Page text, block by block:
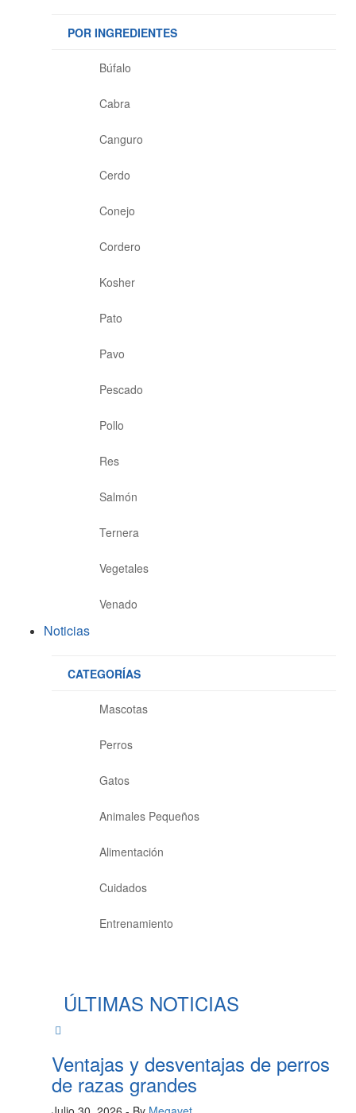
POR INGREDIENTES
Búfalo
Cabra
Canguro
Cerdo
Conejo
Cordero
Kosher
Pato
Pavo
Pescado
Pollo
Res
Salmón
Ternera
Vegetales
Venado
Noticias
CATEGORÍAS
Mascotas
Perros
Gatos
Animales Pequeños
Alimentación
Cuidados
Entrenamiento
ÚLTIMAS NOTICIAS
Ventajas y desventajas de perros
de razas grandes